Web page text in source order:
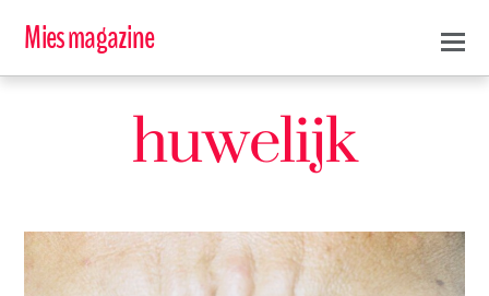
Mies magazine
huwelijk
GERARD 22 FEBRUARI 2021 0